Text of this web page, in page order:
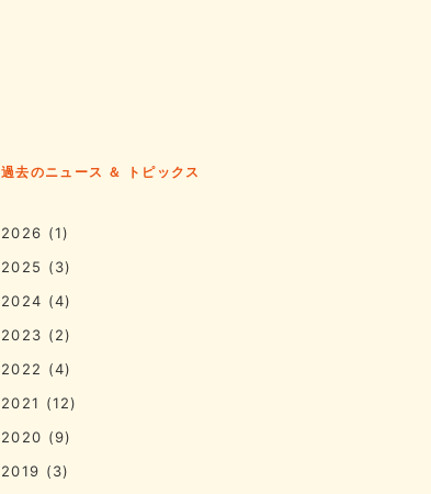
過去のニュース ＆ トピックス
2026 (1)
2025 (3)
2024 (4)
2023 (2)
2022 (4)
2021 (12)
2020 (9)
2019 (3)